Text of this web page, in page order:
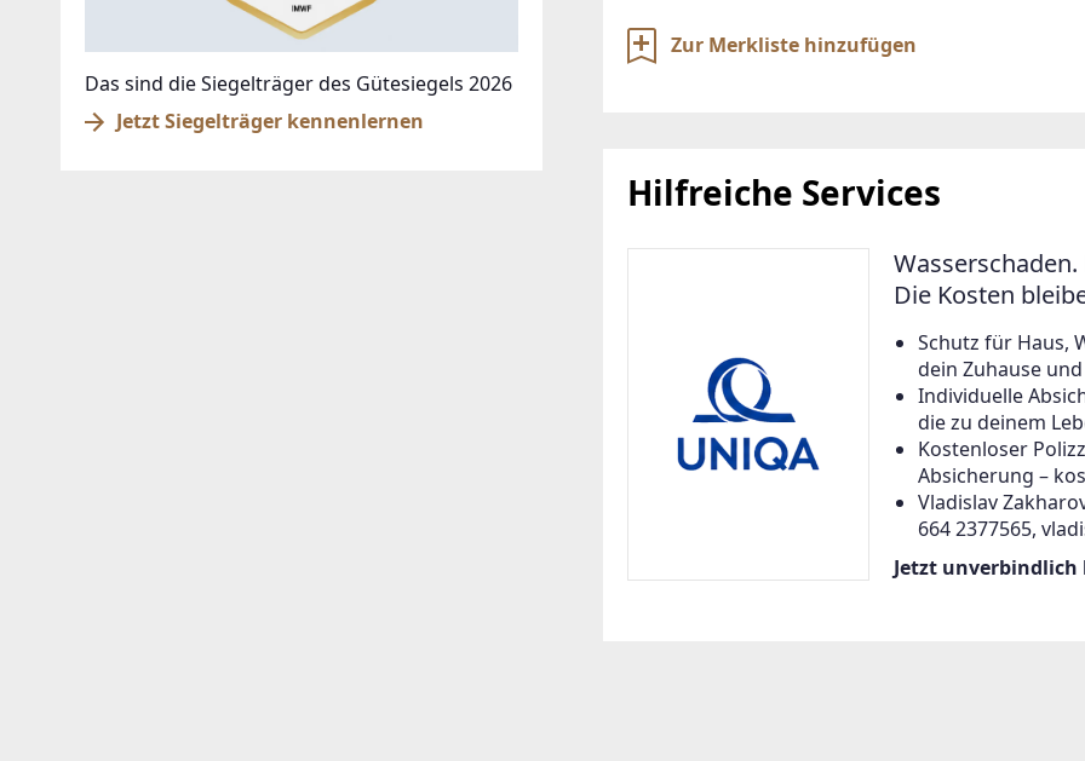
Zur Merkliste hinzufügen
Hilfreiche Services
Die Kosten
Schutz für Haus,
dein Zuhause
Individuelle
die zu deinem
Kostenloser
Absicherung –
Vladislav
664 2377565,
Jetzt unverbindlich
Das sind die Siegelträger des Gütesiegels 2026
Jetzt Siegelträger kennenlernen